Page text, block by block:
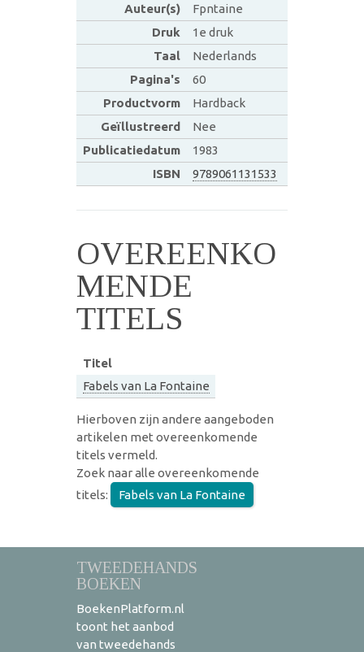
Auteur(s)
Fpntaine
Druk
1e druk
Taal
Nederlands
Pagina's
60
Productvorm
Hardback
Geïllustreerd
Nee
Publicatiedatum
1983
ISBN
9789061131533
OVEREENKO
MENDE
TITELS
Titel
Fabels van La Fontaine
Hierboven zijn andere aangeboden
artikelen met overeenkomende
titels vermeld.
Zoek naar alle overeenkomende
titels:
Fabels van La Fontaine
TWEEDEHANDS
BOEKEN
BoekenPlatform.nl
toont het aanbod
van tweedehands